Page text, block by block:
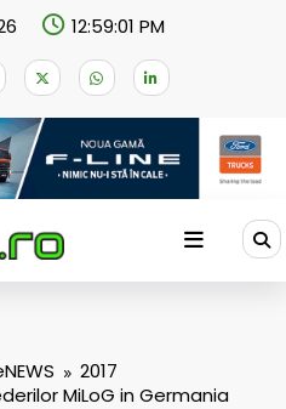
12:59:01 PM
2017
MiLoG in Germania